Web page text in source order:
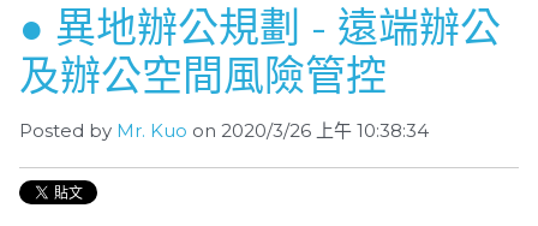
● 異地辦公規劃 - 遠端辦公
及辦公空間風險管控
Posted by Mr. Kuo on 2020/3/26 上午 10:38:34